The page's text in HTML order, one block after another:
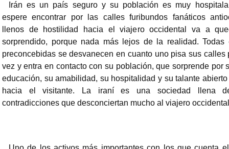
Irán es un país seguro y su población es muy
espere encontrar por las calles furibundos fanáticos
llenos de hostilidad hacia el viajero occidental va a
sorprendido, porque nada más lejos de la realidad. Todas
preconcebidas se desvanecen en cuanto uno pisa sus calles
vez y entra en contacto con su población, que sorprende por
educación, su amabilidad, su hospitalidad y su talante
hacia el visitante. La iraní es una sociedad llena
contradicciones que desconciertan mucho al viajero